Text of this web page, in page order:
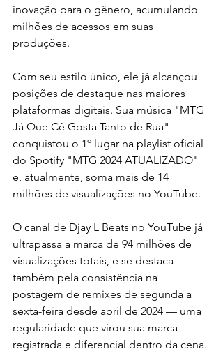
inovação para o gênero, acumulando
milhões de acessos em suas
produções.
Com seu estilo único, ele já alcançou
posições de destaque nas maiores
plataformas digitais. Sua música "MTG
Já Que Cê Gosta Tanto de Rua"
conquistou o 1º lugar na playlist oficial
do Spotify "MTG 2024 ATUALIZADO"
e, atualmente, soma mais de 14
milhões de visualizações no YouTube.
O canal de Djay L Beats no YouTube já
ultrapassa a marca de 94 milhões de
visualizações totais, e se destaca
também pela consistência na
postagem de remixes de segunda a
sexta-feira desde abril de 2024 — uma
regularidade que virou sua marca
registrada e diferencial dentro da cena.